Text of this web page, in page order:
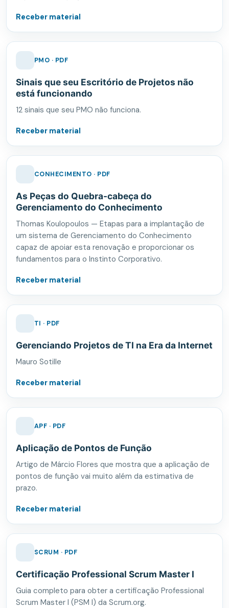
Receber material
PMO · PDF
Sinais que seu Escritório de Projetos não
está funcionando
12 sinais que seu PMO não funciona.
Receber material
CONHECIMENTO · PDF
As Peças do Quebra-cabeça do
Gerenciamento do Conhecimento
Thomas Koulopoulos — Etapas para a implantação de
um sistema de Gerenciamento do Conhecimento
capaz de apoiar esta renovação e proporcionar os
fundamentos para o Instinto Corporativo.
Receber material
TI · PDF
Gerenciando Projetos de TI na Era da Internet
Mauro Sotille
Receber material
APF · PDF
Aplicação de Pontos de Função
Artigo de Márcio Flores que mostra que a aplicação de
pontos de função vai muito além da estimativa de
prazo.
Receber material
SCRUM · PDF
Certificação Professional Scrum Master I
Guia completo para obter a certificação Professional
Scrum Master I (PSM I) da Scrum.org.